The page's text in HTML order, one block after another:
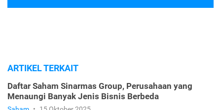
ARTIKEL TERKAIT
Daftar Saham Sinarmas Group, Perusahaan yang
Menaungi Banyak Jenis Bisnis Berbeda